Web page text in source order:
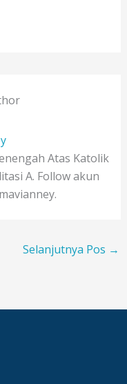
Atas Katolik
A. Follow akun
Selanjutnya Pos →